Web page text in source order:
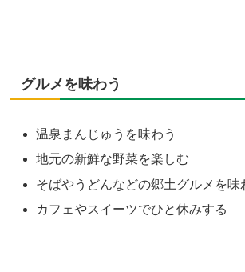
グルメを味わう
温泉まんじゅうを味わう
地元の新鮮な野菜を楽しむ
そばやうどんなどの郷土グルメを味
カフェやスイーツでひと休みする